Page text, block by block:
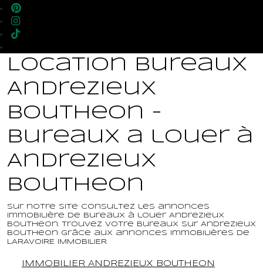
Location Bureaux
Andrezieux
Boutheon -
Bureaux a louer à
Andrezieux
Boutheon
Sur notre site consultez les annonces
immobilière de Bureaux à louer Andrezieux
Boutheon. Trouvez votre Bureaux sur Andrezieux
Boutheon grâce aux annonces immobilières de
LARAVOIRE IMMOBILIER.
IMMOBILIER ANDREZIEUX BOUTHEON